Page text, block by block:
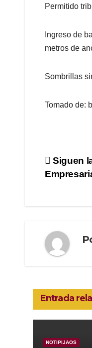
Permitido
Ingreso de
metros de
Sombrillas
Tomado de:
de
Siguen
Entrada
NOTIPIJAOS